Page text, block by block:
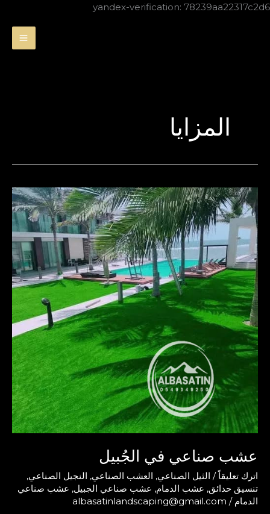
yandex-verification: 78239aa22317c2d6تخطي
المزايا
عشب صناعي في الجُبيل
اترك تعليقاً / الثيل الصناعي, العشب الصناعي, النجيل الصناعي,
تنسيق حدائق, عشب الدمام, عشب صناعي الجبيل, عشب صناعي
الدمام /
albasatinlandscaping@gmail.com
عشب
صناعي
في
الجُبيل